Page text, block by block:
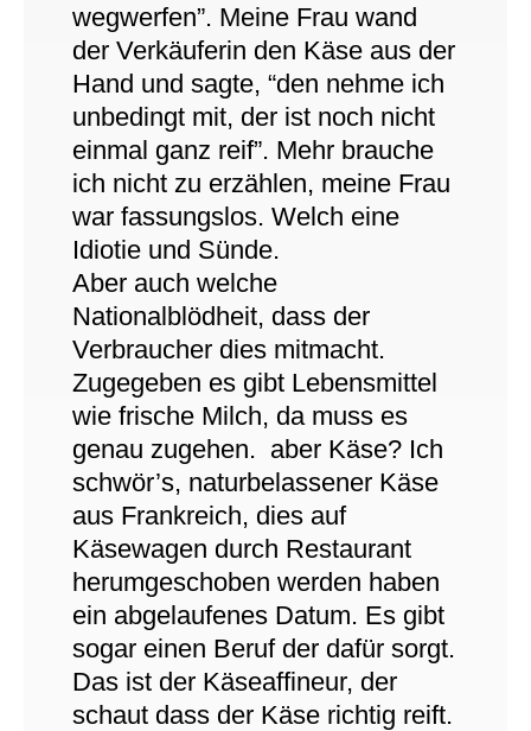
wegwerfen”. Meine Frau wand
der Verkäuferin den Käse aus der
Hand und sagte, “den nehme ich
unbedingt mit, der ist noch nicht
einmal ganz reif”. Mehr brauche
ich nicht zu erzählen, meine Frau
war fassungslos. Welch eine
Idiotie und Sünde.
Aber auch welche
Nationalblödheit, dass der
Verbraucher dies mitmacht.
Zugegeben es gibt Lebensmittel
wie frische Milch, da muss es
genau zugehen. aber Käse? Ich
schwör’s, naturbelassener Käse
aus Frankreich, dies auf
Käsewagen durch Restaurant
herumgeschoben werden haben
ein abgelaufenes Datum. Es gibt
sogar einen Beruf der dafür sorgt.
Das ist der Käseaffineur, der
schaut dass der Käse richtig reift.